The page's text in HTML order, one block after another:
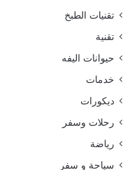
تقنيات الطبخ
تقنية
حيوانات اليفه
خدمات
ديكورات
رحلات وسفر
رياضة
سياحة و سفر